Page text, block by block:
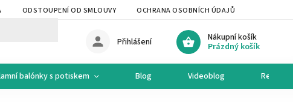
ODSTOUPENÍ OD SMLOUVY OCHRANA OSOBNÍCH ÚDAJŮ
Nákupní košík
Prázdný košík
Přihlášení
balónky s potiskem Blog Videoblog Recepty